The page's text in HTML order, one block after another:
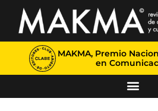
MAKMA, Premio
en